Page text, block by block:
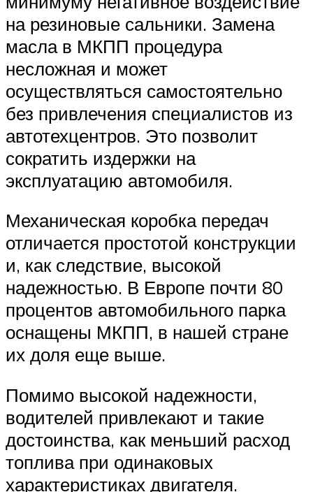
на резиновые сальники. Замена
масла в МКПП процедура
несложная и может
осуществляться самостоятельно
без привлечения специалистов из
автотехцентров. Это позволит
сократить издержки на
эксплуатацию автомобиля.
Механическая коробка передач
отличается простотой конструкции
и, как следствие, высокой
надежностью. В Европе почти 80
процентов автомобильного парка
оснащены МКПП, в нашей стране
их доля еще выше.
Помимо высокой надежности,
водителей привлекают и такие
достоинства, как меньший расход
топлива при одинаковых
характеристиках двигателя.